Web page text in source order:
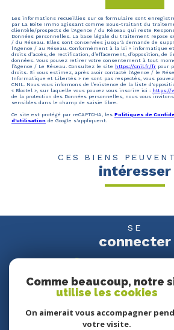
Les informations recueillies sur ce formulaire sont
par La Boite Immo agissant comme Sous-traitant du
clientèle/prospects de l'Agence / du Réseau qui reste
Données personnelles. La base légale du traitement repose
/ du Réseau. Elles sont conservées jusqu'à demande de
l'Agence / au Réseau. Conformément à la loi « informatique
droits d’accès, de rectification, d’effacement, d’opposition,
données. Vous pouvez retirer votre consentement à tout
l’Agence / Le Réseau. Consultez le site https://cnil.fr/fr pour
droits. Si vous estimez, après avoir contacté l'Agence / le
Informatique et Libertés » ne sont pas respectés, vous
CNIL. Nous vous informons de l’existence de la liste
« Bloctel », sur laquelle vous pouvez vous inscrire ici : https://
de la protection des Données personnelles, nous vous
sensibles dans le champ de saisie libre.
Ce site est protégé par reCAPTCHA, les Politiques de
d'utilisation de Google s'appliquent.
CES BIENS
intéresser
SE
connecter
espace
NOUS
Comme beaucoup, notre
utilise les cookies
On aimerait vous accompagner
votre visite.